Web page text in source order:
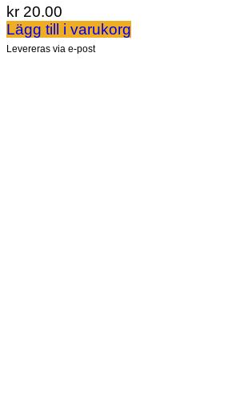
kr 20.00
Lägg till i varukorg
Levereras via e-post